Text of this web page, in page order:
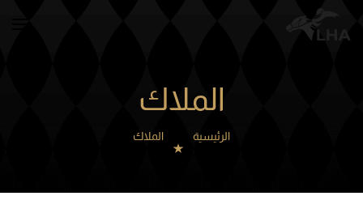
الملاك
الرئيسية الملاك